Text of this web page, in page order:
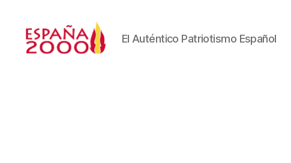
El Auténtico Patriotismo Español